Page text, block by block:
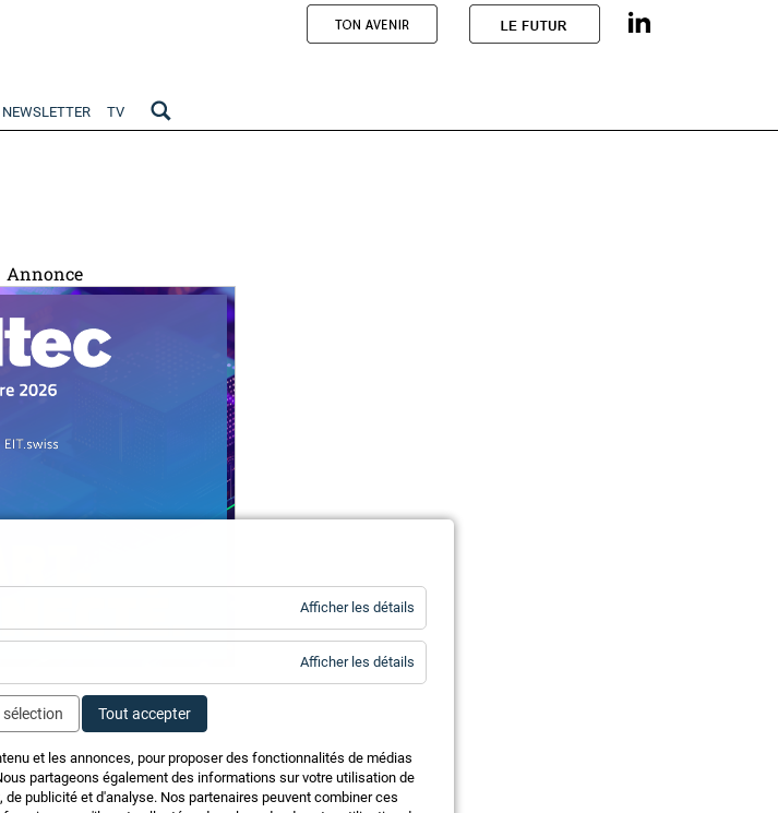
NEWSLETTER TV
Annonce
Afficher les détails
Afficher les détails
Tout accepter
et les annonces, pour proposer des fonctionnalités de médias
partageons également des informations sur votre utilisation de
publicité et d'analyse. Nos partenaires peuvent combiner ces